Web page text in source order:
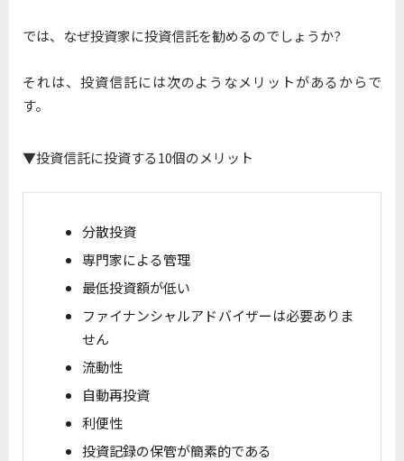
では、なぜ投資家に投資信託を勧めるのでしょうか?
それは、投資信託には次のようなメリットがあるからで
す。
▼投資信託に投資する10個のメリット
分散投資
専門家による管理
最低投資額が低い
ファイナンシャルアドバイザーは必要ありま
せん
流動性
自動再投資
利便性
投資記録の保管が簡素的である